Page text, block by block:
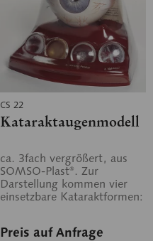
CS 22
Kataraktaugenmodell
ca. 3fach vergrößert, aus
SOMSO-Plast®. Zur
Darstellung kommen vier
einsetzbare Kataraktformen:
Preis auf Anfrage